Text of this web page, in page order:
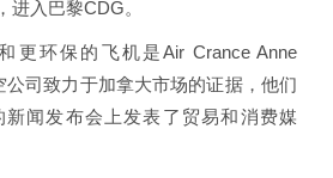
进入巴黎CDG。
更环保的飞机是Air Crance Anne
公司致力于加拿大市场的证据，他们
闻发布会上发表了贸易和消费媒